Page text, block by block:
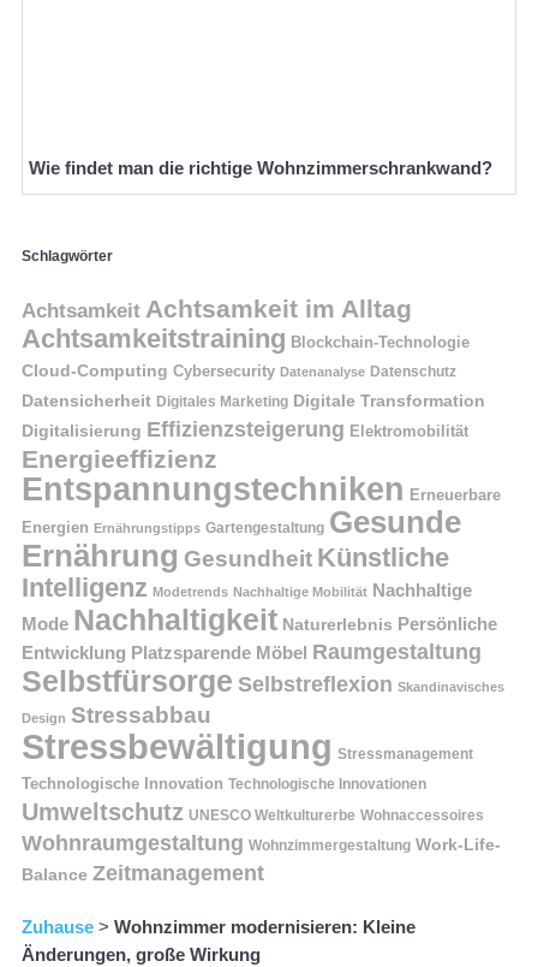
Wie findet man die richtige Wohnzimmerschrankwand?
Schlagwörter
Achtsamkeit Achtsamkeit im Alltag
Achtsamkeitstraining Blockchain-Technologie
Cloud-Computing Cybersecurity Datenanalyse Datenschutz
Datensicherheit Digitales Marketing Digitale Transformation
Digitalisierung Effizienzsteigerung Elektromobilität
Energieeffizienz
Entspannungstechniken Erneuerbare
Energien Ernährungstipps Gartengestaltung Gesunde
Ernährung Gesundheit Künstliche
Intelligenz Modetrends Nachhaltige Mobilität Nachhaltige
Mode Nachhaltigkeit Naturerlebnis Persönliche
Entwicklung Platzsparende Möbel Raumgestaltung
Selbstfürsorge Selbstreflexion Skandinavisches
Design Stressabbau
Stressbewältigung Stressmanagement
Technologische Innovation Technologische Innovationen
Umweltschutz UNESCO Weltkulturerbe Wohnaccessoires
Wohnraumgestaltung Wohnzimmergestaltung Work-Life-
Balance Zeitmanagement
Zuhause > Wohnzimmer modernisieren: Kleine
Änderungen, große Wirkung